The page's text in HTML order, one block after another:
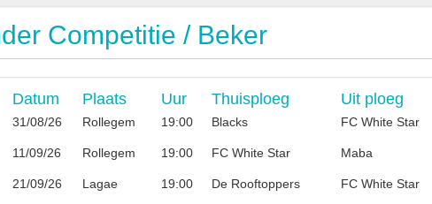
Competitie / Beker
Datum Plaats Uur Thuisploeg Uit ploeg
31/08/26 Rollegem 19:00 Blacks FC White Star
11/09/26 Rollegem 19:00 FC White Star Maba
21/09/26 Lagae 19:00 De Rooftoppers FC White Star